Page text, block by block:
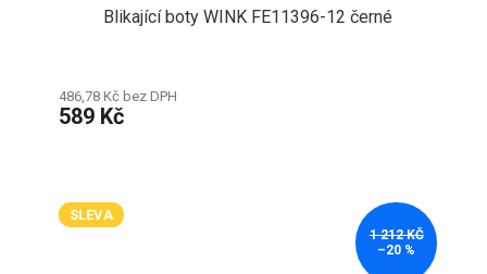
Blikající boty WINK FE11396-12 černé
486,78 Kč bez DPH
589 Kč
SLEVA
1 212 KČ
–20 %